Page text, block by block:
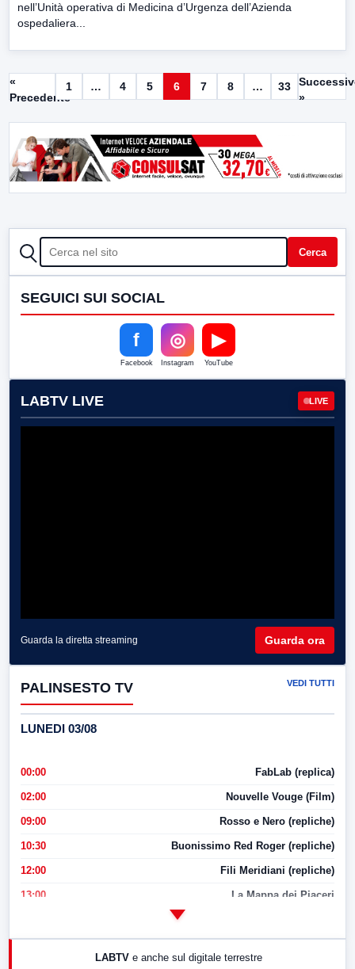
nell’Unità operativa di Medicina d’Urgenza dell’Azienda
ospedaliera...
«
Precedente
1 … 4 5 6 7 8 … 33
»
CERCA Cerca
SEGUICI SUI SOCIAL
f
Facebook
◎
Instagram
▶
YouTube
LABTV LIVE LIVE
Guarda la diretta streaming Guarda ora
PALINSESTO TV VEDI TUTTI
LUNEDI 03/08
00:00 FabLab (replica)
02:00 Nouvelle Vouge (Film)
09:00 Rosso e Nero (repliche)
10:30 Buonissimo Red Roger (repliche)
12:00 Fili Meridiani (repliche)
13:00 La Mappa dei Piaceri
LABTV e anche sul digitale terrestre